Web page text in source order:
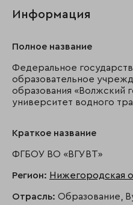
Информация
Полное название
Федеральное
образовательное
образования «Волжский
университет водного
Краткое название
ФГБОУ ВО «ВГУВТ»
Регион: Нижегородская
Отрасль: Образование,